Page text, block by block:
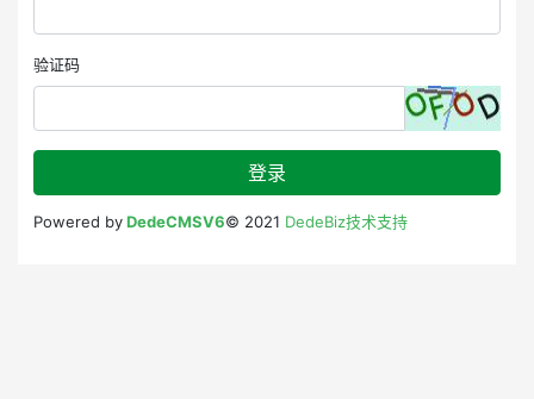
验证码
登录
Powered byDedeCMSV6© 2021 DedeBiz技术支持